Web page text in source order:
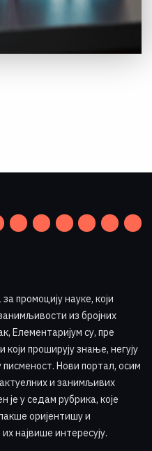
промоцију науке, који
из бројних
Елементаријум су, пре
проширују знање, негују
писменост. Нови портал, осим
и занимљивих
је у седам рубрика, које
оријентишу и
највише интересују.